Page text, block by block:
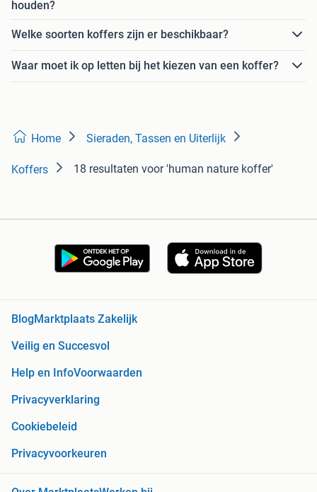
houden?
Welke soorten koffers zijn er beschikbaar?
Waar moet ik op letten bij het kiezen van een koffer?
Home Sieraden, Tassen en Uiterlijk
Koffers 18 resultaten voor 'human nature koffer'
BlogMarktplaats Zakelijk
Veilig en Succesvol
Help en InfoVoorwaarden
Privacyverklaring
Cookiebeleid
Privacyvoorkeuren